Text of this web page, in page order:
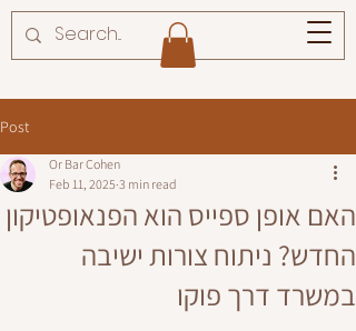
Post
האם אופן ספייס הוא הפנאופטיקון
החדש? ניתוח צורות ישיבה
במשרד דרך פוקו
Or Bar Cohen
Feb 11, 2025 3 min read